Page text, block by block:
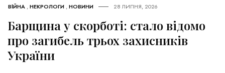
ВІЙНА ,НЕКРОЛОГИ ,НОВИНИ 28 ЛИПНЯ, 2026
Барщина у скорботі: стало відомо
про загибель трьох захисників
України